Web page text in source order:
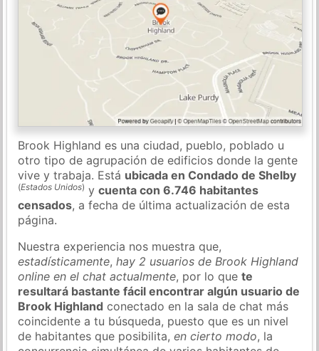
Brook Highland es una ciudad, pueblo, poblado u
otro tipo de agrupación de edificios donde la gente
vive y trabaja. Está ubicada en Condado de Shelby
(Estados Unidos) ycuenta con 6.746 habitantes
censados, a fecha de última actualización de esta
página.
Nuestra experiencia nos muestra que,
estadísticamente,hay 2 usuarios de Brook Highland
online en el chat actualmente, por lo quete
resultará bastante fácil encontrar algún usuario de
Brook Highland conectado en la sala de chat más
coincidente a tu búsqueda, puesto que es un nivel
de habitantes que posibilita,en cierto modo, la